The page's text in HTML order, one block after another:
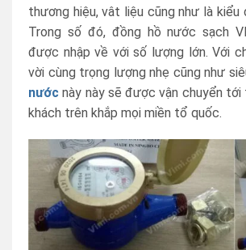
thương hiệu, vât liệu cũng như là kiểu
Trong số đó, đồng hồ nước sạch
được nhập về với số lượng lớn. Với
vời cùng trọng lượng nhẹ cũng như
nước này này sẽ được vận chuyển
khách trên khắp mọi miền tổ quốc.